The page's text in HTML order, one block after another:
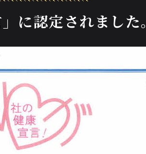
に認定されました。